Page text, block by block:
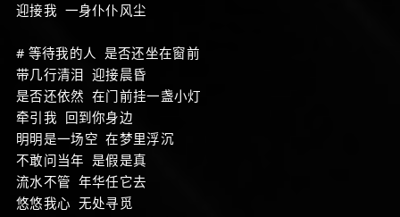
迎接我 一身仆仆风尘
# 等待我的人 是否还坐在窗前
带几行清泪 迎接晨昏
是否还依然 在门前挂一盏小灯
牵引我 回到你身边
明明是一场空 在梦里浮沉
不敢问当年 是假是真
流水不管 年华任它去
悠悠我心 无处寻觅